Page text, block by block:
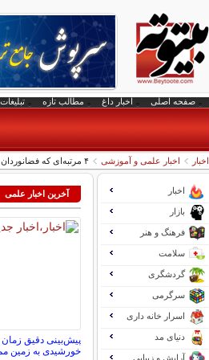
صفحه اصلی اخبار داغ مطالب تازه
اخبار اخبار علمی و آموزشی ۴ مرتبه‌ای که فضانوردان ناسا وسایل خود را در فضا گم کردند
آخرین اخبار علمی
پیش‌بینی دقیق
خورشیدی به زمین
اخبار
بازار
فرهنگ و هنر
سلامت
گردشگری
سرگرمی
اسرار خانه داری
دنیای مد
آرایش و زیبایی